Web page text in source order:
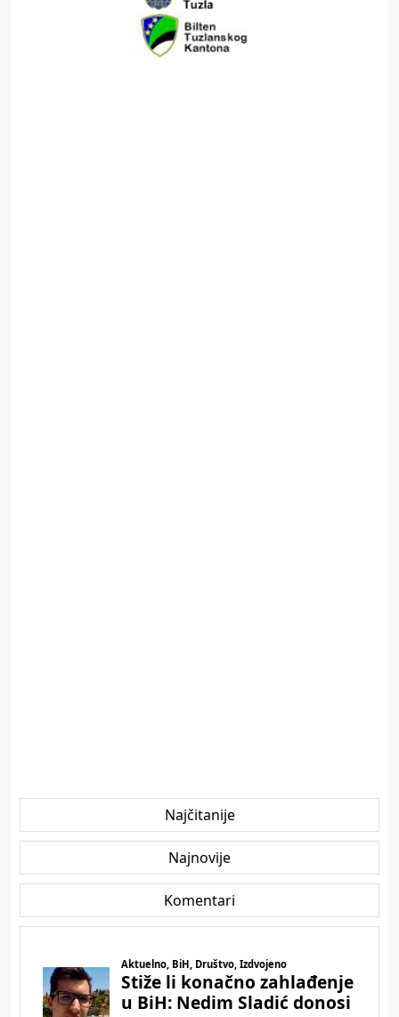
Najčitanije
Najnovije
Komentari